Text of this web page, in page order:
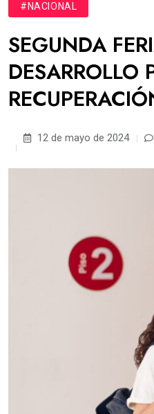
#NACIONAL
SEGUNDA
DESARROLLO
12 de mayo de 2024